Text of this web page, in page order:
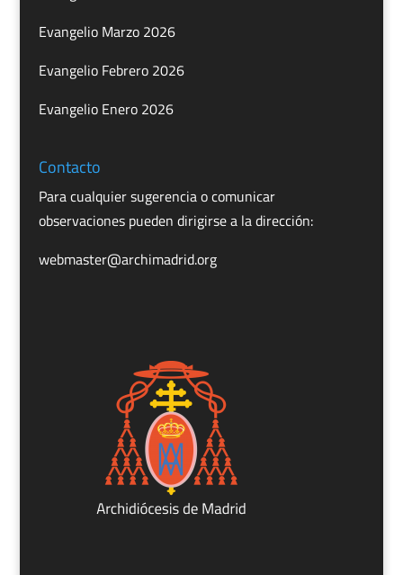
Evangelio Marzo 2026
Evangelio Febrero 2026
Evangelio Enero 2026
Contacto
Para cualquier sugerencia o comunicar
observaciones pueden dirigirse a la dirección:
webmaster@archimadrid.org